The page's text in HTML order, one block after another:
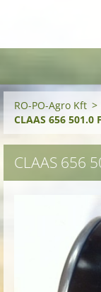
RO-PO-Agro Kft >
CLAAS 656 501.0
CLAAS 656